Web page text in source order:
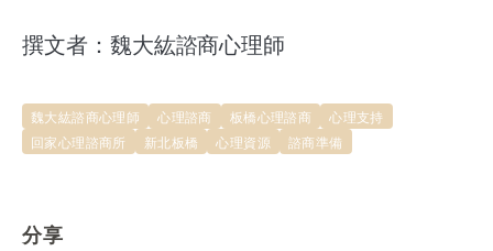
撰文者：魏大紘諮商心理師
魏大紘諮商心理師 心理諮商 板橋心理諮商
心理支持
回家心理諮商所
新北板橋 心理資源 諮商準備
分享